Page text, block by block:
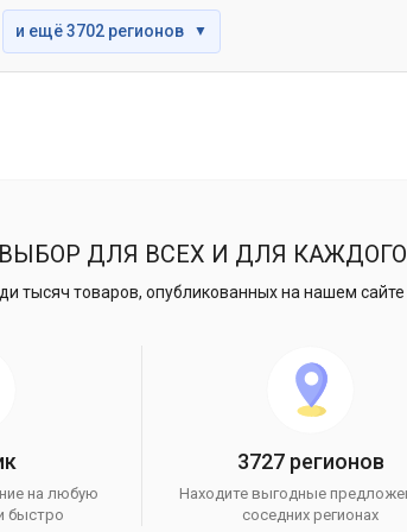
и ещё 3702 регионов ▼
ДЛЯ ВСЕХ И ДЛЯ
тысяч товаров, опубликованных на нашем сайте
на любую
быстро
3727 регионов
Находите выгодные
соседних регионах